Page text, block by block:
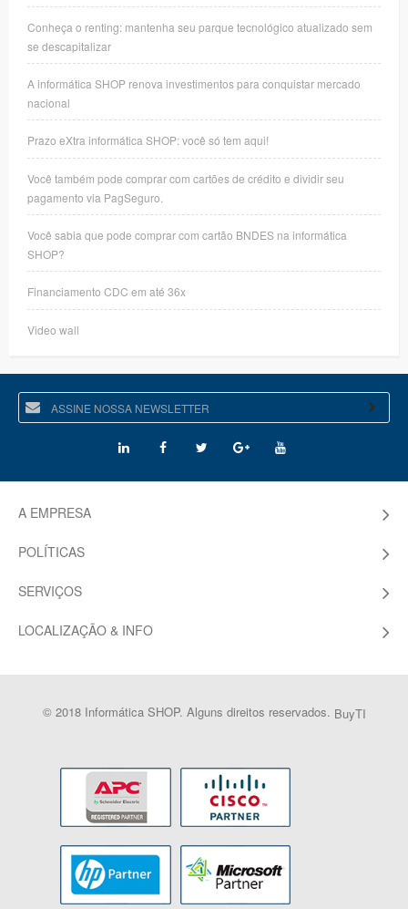
Conheça o renting: mantenha seu parque tecnológico atualizado sem
se descapitalizar
A informática SHOP renova investimentos para conquistar mercado
nacional
Prazo eXtra informática SHOP: você só tem aqui!
Você também pode comprar com cartões de crédito e dividir seu
pagamento via PagSeguro.
Você sabia que pode comprar com cartão BNDES na informática
SHOP?
Financiamento CDC em até 36x
Video wall
A EMPRESA
POLÍTICAS
SERVIÇOS
LOCALIZAÇÃO & INFO
© 2018 Informática SHOP. Alguns direitos reservados. BuyTI